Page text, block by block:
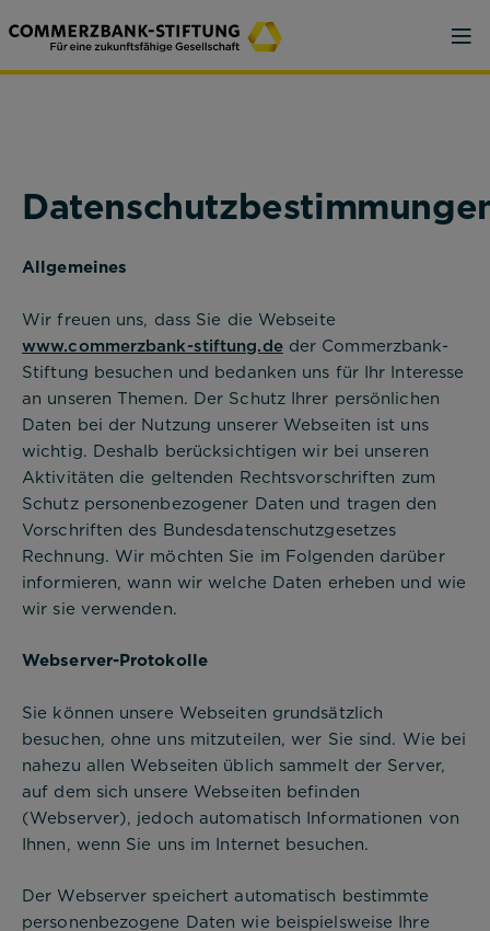
Allgemeines
Wir freuen uns, dass Sie die Webseite
www.commerzbank-stiftung.deder Commerzbank-
Stiftung besuchen und bedanken uns für Ihr Interesse
an unseren Themen. Der Schutz Ihrer persönlichen
Daten bei der Nutzung unserer Webseiten ist uns
wichtig. Deshalb berücksichtigen wir bei unseren
Aktivitäten die geltenden Rechtsvorschriften zum
Schutz personenbezogener Daten und tragen den
Vorschriften des Bundesdatenschutzgesetzes
Rechnung. Wir möchten Sie im Folgenden darüber
informieren, wann wir welche Daten erheben und wie
wir sie verwenden.
Webserver-Protokolle
Sie können unsere Webseiten grundsätzlich
besuchen, ohne uns mitzuteilen, wer Sie sind. Wie bei
nahezu allen Webseiten üblich sammelt der Server,
auf dem sich unsere Webseiten befinden
(Webserver), jedoch automatisch Informationen von
Ihnen, wenn Sie uns im Internet besuchen.
Der Webserver speichert automatisch bestimmte
personenbezogene Daten wie beispielsweise Ihre